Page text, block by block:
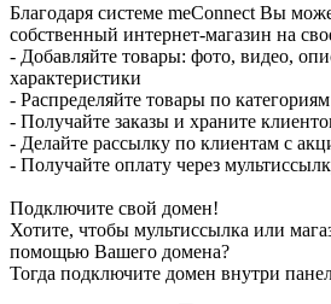
Благодаря системе meConnect Вы
собственный интернет-магазин на
- Добавляйте товары: фото, видео,
характеристики
- Распределяйте товары по категориям
- Получайте заказы и храните
- Делайте рассылку по клиентам с
- Получайте оплату через
Подключите свой домен!
Хотите, чтобы мультиссылка или
помощью Вашего домена?
Тогда подключите домен внутри